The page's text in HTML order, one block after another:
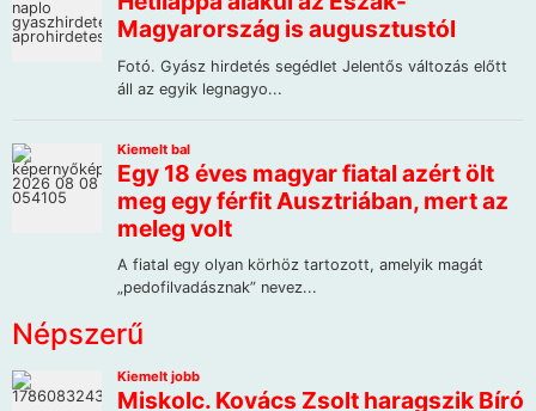
Népszerű